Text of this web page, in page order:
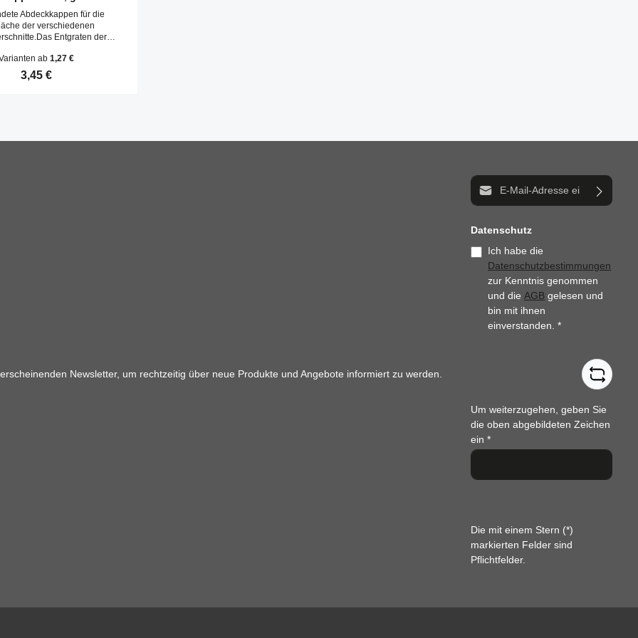
Abdeckkappen für die
der verschiedenen
Entgraten der
in die Kernbohrungen
befestigt.
ab 1,27 €
Regulärer Preis:
3,45 €
Newsletter, um rechtzeitig über neue Produkte und Angebote informiert zu werden.
E-Mail-Adresse*
Datenschutz
Ich habe die
Datenschutzbestimmungen
zur Kenntnis genommen
und dieAGB gelesen und
bin mit ihnen
einverstanden.*
Um weiterzugehen, geben Sie
die oben abgebildeten Zeichen
ein*
Die mit einem Stern (*)
markierten Felder sind
Pflichtfelder.